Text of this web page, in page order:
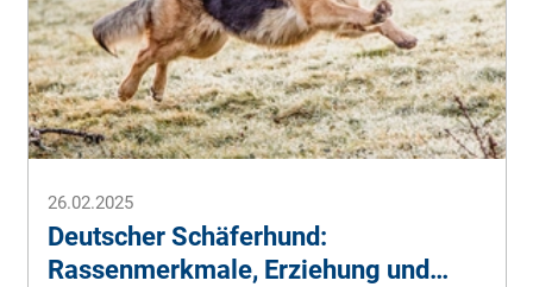
26.02.2025
Deutscher Schäferhund:
Rassenmerkmale, Erziehung und